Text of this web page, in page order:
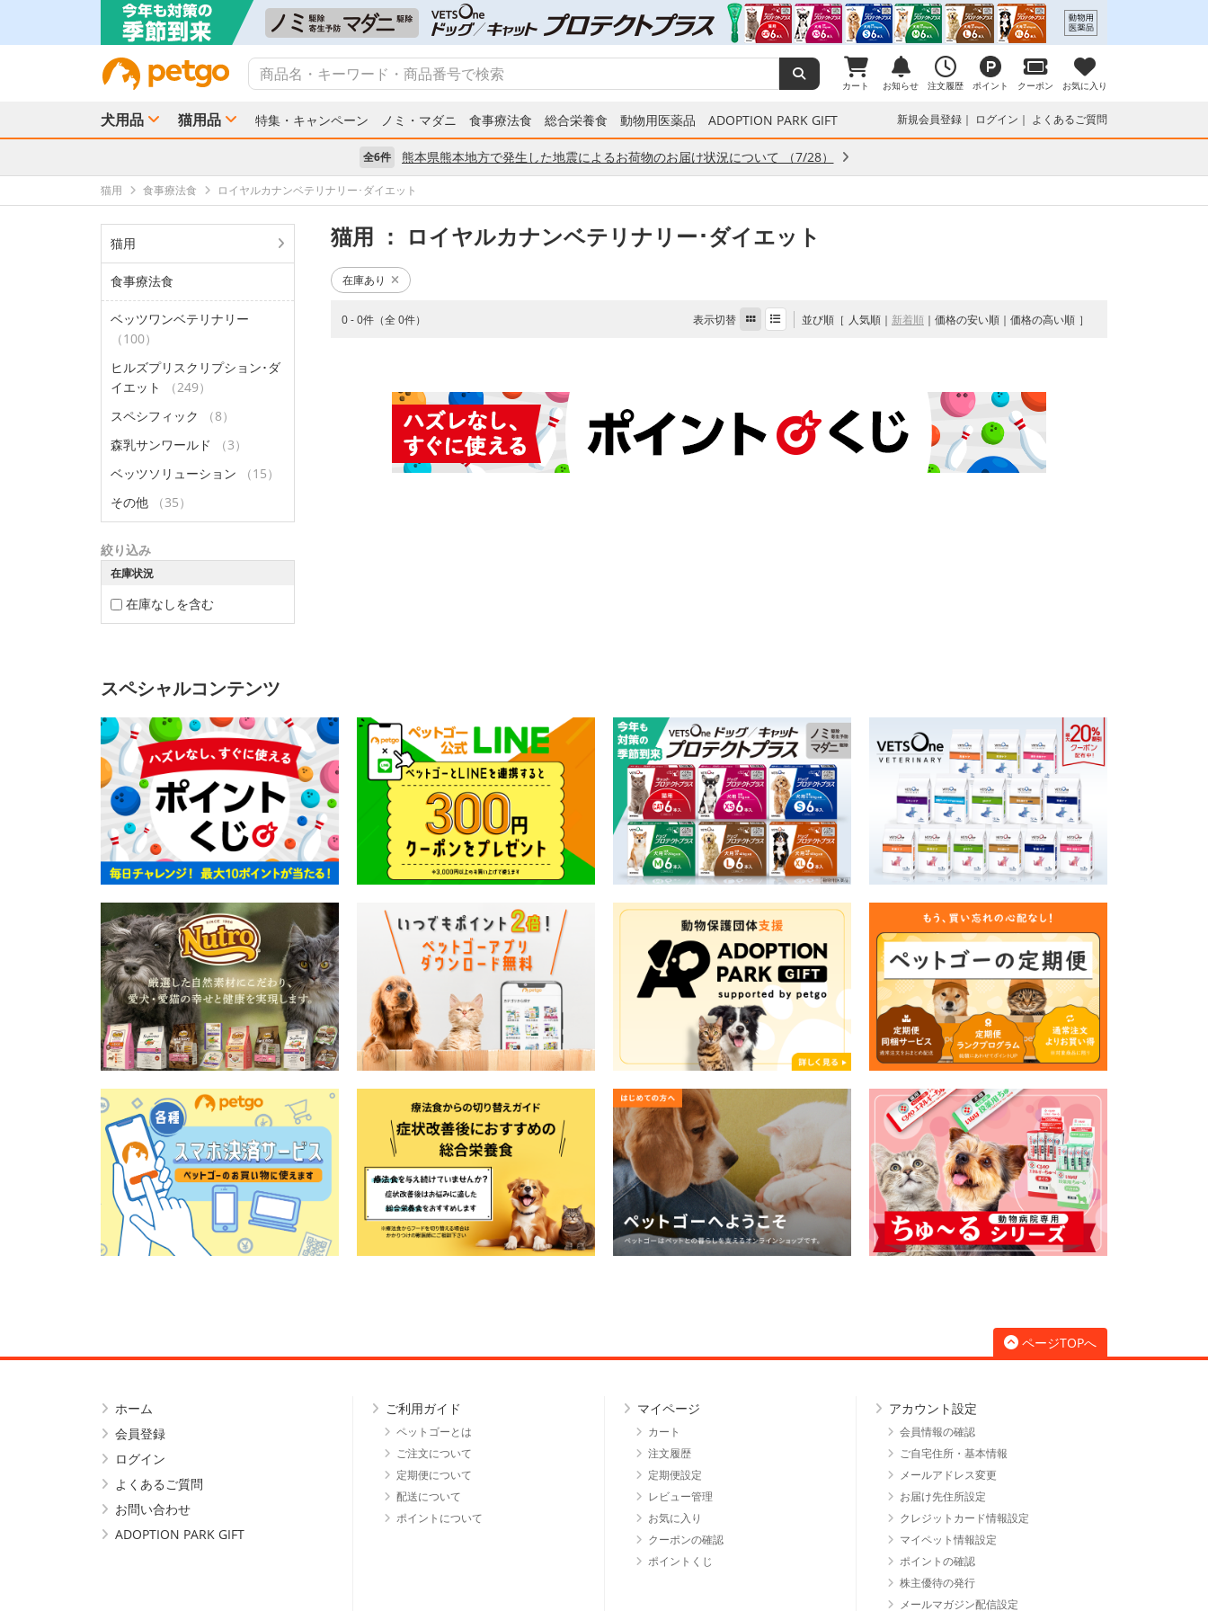
カート お知らせ 注文履歴 ポイント クーポン お気に入り
犬用品 猫用品 特集・キャンペーン ノミ・マダニ 食事療法食 総合栄養食 動物用医薬品 ADOPTION PARK GIFT 新規会員登録 ログイン よくあるご質問
全6件 熊本県熊本地方で発生した地震によるお荷物のお届け状況について （7/28）
猫用 食事療法食 ロイヤルカナンベテリナリー･ダイエット
猫用
食事療法食
ベッツワンベテリナリー
（100）
ヒルズプリスクリプション･ダ
イエット
（249）
スペシフィック
（8）
森乳サンワールド
（3）
ベッツソリューション
（15）
その他
（35）
絞り込み
在庫状況
在庫なしを含む
猫用 ： ロイヤルカナンベテリナリー･ダイエット
在庫あり
0 - 0件（全 0件） 表示切替 並び順 人気順 新着順 価格の安い順 価格の高い順
スペシャルコンテンツ
ページTOPへ
ホーム
会員登録
ログイン
よくあるご質問
お問い合わせ
ADOPTION PARK GIFT
ご利用ガイド
ペットゴーとは
ご注文について
定期便について
配送について
ポイントについて
マイページ
カート
注文履歴
定期便設定
レビュー管理
お気に入り
クーポンの確認
ポイントくじ
アカウント設定
会員情報の確認
ご自宅住所・基本情報
メールアドレス変更
お届け先住所設定
クレジットカード情報設定
マイペット情報設定
ポイントの確認
株主優待の発行
メールマガジン配信設定